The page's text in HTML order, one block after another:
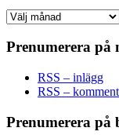
Arkiv
Prenumerera på
RSS – inlägg
RSS –
Prenumerera på